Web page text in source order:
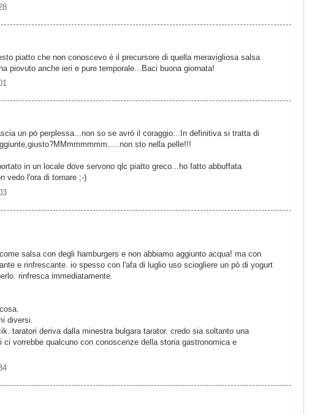
piatto che non conoscevo è il precursore di quella meravigliosa salsa
piovuto anche ieri e pure temporale...Baci buona giornata!
un pò perplessa...non so se avrò il coraggio...In definitiva si tratta di
sto nella pelle!!!
in un locale dove servono qlc piatto greco...ho fatto abbuffata
vedo l'ora di tornare ;-)
salsa con degli hamburgers e non abbiamo aggiunto acqua! ma con
e rinfrescante. io spesso con l'afa di luglio uso sciogliere un pò di yogurt
rinfresca immediatamente.
diversi.
taratori deriva dalla minestra bulgara tarator. credo sia soltanto una
ci vorrebbe qualcuno con conoscenze della storia gastronomica e